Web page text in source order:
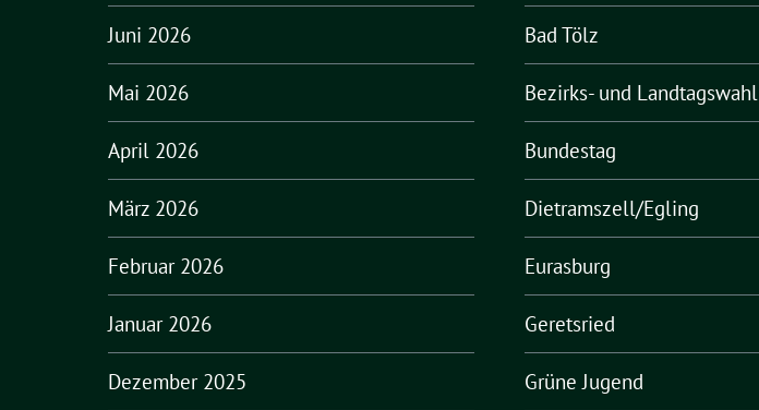
Juni 2026
Mai 2026
April 2026
März 2026
Februar 2026
Januar 2026
Dezember 2025
Bad Tölz
Bezirks- und Landtagswahl
Bundestag
Dietramszell/Egling
Eurasburg
Geretsried
Grüne Jugend